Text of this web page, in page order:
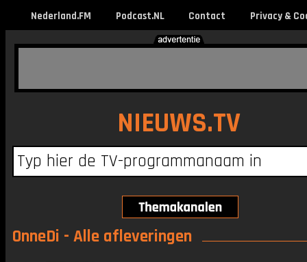
Nederland.FM Podcast.NL Contact Privacy &
NIEUWS.TV
OnneDi - Alle afleveringen